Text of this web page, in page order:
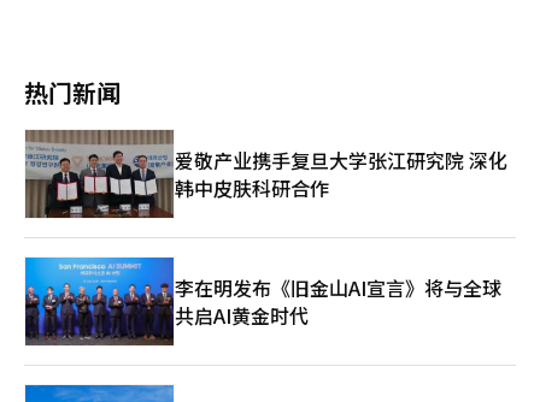
到关注。此次大赛被视为东基巴尔内“开放创新”战略的一部分，
通过外部视角补充现有产品的不足，并探索新市场需求。研究所所
长郑振旭表示：“参赛者的创意证明了文具产品不仅是消耗品，还
可以增强功能性和用户体验。我们计划将这些创意转化为实际产
品。”东基巴尔内是韩国首家开发修正液、修正带和胶带的公司，
近年来扩展至生物健康、汽车用品和饲料添加剂等领域，推动技术
多元化。此次大赛不仅是40周年纪念活动，还在产品开发、用户导
向设计和外部合作创新方面具有重要意义，将成为东基巴尔内增强
产品竞争力和应对新市场战略的重要基础。
热门新闻
爱敬产业携手复旦大学张江研究院 深化
韩中皮肤科研合作
李在明发布《旧金山AI宣言》将与全球
共启AI黄金时代